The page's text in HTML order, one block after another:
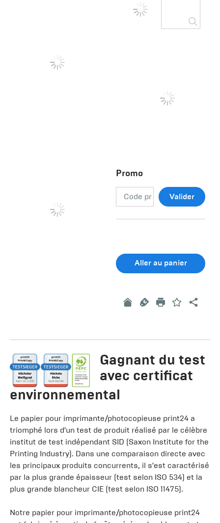
Promo
Valider
Aller au panier
Gagnant du test
avec certificat
environnemental
Le papier pour imprimante/photocopieuse print24 a
triomphé lors d'un test de produit réalisé par le célèbre
institut de test indépendant SID (Saxon Institute for the
Printing Industry). Dans une comparaison directe avec
les principaux produits concurrents, il s'est caractérisé
par la plus grande épaisseur (test selon ISO 534) et la
plus grande blancheur CIE (test selon ISO 11475).
Notre papier pour imprimante/photocopieuse print24